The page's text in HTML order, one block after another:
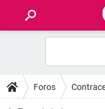
FOROS
Foros